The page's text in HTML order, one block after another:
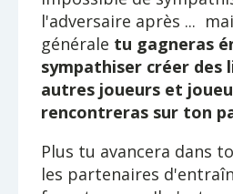
l'adversaire après ...
générale tu gagneras
sympathiser créer des
autres joueurs et
rencontreras sur ton
Plus tu avancera dans
les partenaires